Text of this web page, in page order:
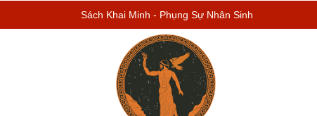
Sách Khai Minh - Phụng Sự Nhân Sinh